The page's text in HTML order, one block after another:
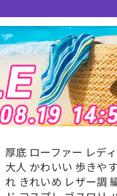
厚底 ローファー レデ
大人 かわいい 歩きや
れ きれいめ レザー調